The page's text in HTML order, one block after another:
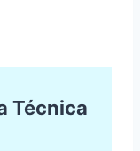
Técnica